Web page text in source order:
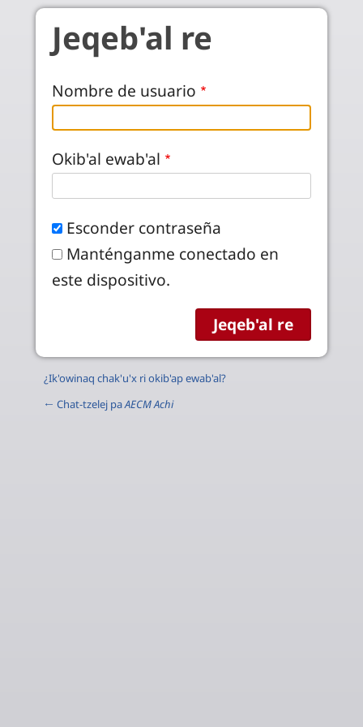
Pasar al contenido principal
Jeqeb'al re
Nombre de usuario
Okib'al ewab'al
Esconder contraseña
Manténganme conectado en
este dispositivo.
¿Ik'owinaq chak'u'x ri okib'ap ewab'al?
← Chat-tzelej paAECM Achi